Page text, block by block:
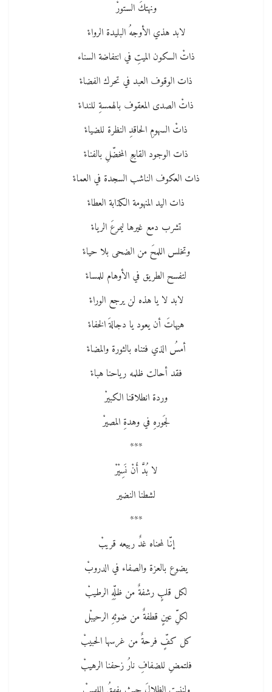
ونهتكَ الستورْ
لابد هذي الأوجهُ البليدة الرواءْ
ذاتْ السكون الميتِ في انتفاضة السناء
ذات الوقوف العبد في تحرك الفضاءْ
ذاتْ الصدى المعقوف بالهمسةِ للنداءْ
ذاتْ السهومِ الحاقدِ النظرة للضياءْ
ذات الوجود القابعِ المخضّلِ بالفناءْ
ذات العكوف الناشب السجدة في العماءْ
ذات اليد المنهومة الكذابة العطاءْ
تشرب دمع غيرها ليمرعَ الرياءْ
وتخلس اللمحَ من الضحى بلا حياءْ
لتفسح الطريق في الأوهام للمساءْ
لابد لا يا هذه لن يرجع الوراءْ
هيهاتَ أن يعود يا دجالةَ الخفاءْ
أمسُ الذي فتناه بالثورة والمضاءْ
فقد أحالت ظلمه رياحنا هباءْ
وردة انطلاقنا الكبيرْ
لجَورهِ في وهدةِ المصيرْ
***
لا بُدَّ أَنْ نَسِيْرْ
لشطنا النضير
***
إنّا لمحناه غدٌ ربيعه قريبْ
يضوع بالعزة والصفاء في الدروبْ
لكل قلبٍ رشفةٌ من ظلِّهِ الرطيبْ
لكلِّ عينٍ قطفةٌ من ضوئهِ الرحيبْل
كل كفٍّ فرحةٌ من غرسها الحبيبْ
فلتمضِ للضفافِ نارُ زحفنا الرهيبْ